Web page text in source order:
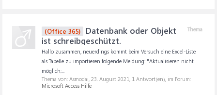
Thema
(Office 365)
Datenbank oder Objekt
ist schreibgeschützt.
Hallo zusammen, neuerdings kommt beim Versuch eine Excel-Liste
als Tabelle zu importieren folgende Meldung: "Aktualisieren nicht
möglich;...
Thema von: Asmodai, 23. August 2021, 1 Antwort(en), im Forum:
Microsoft Access Hilfe